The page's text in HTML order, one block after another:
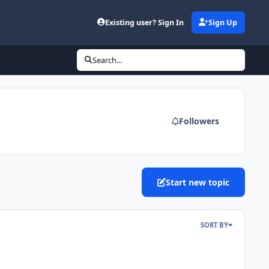
Existing user? Sign In Sign Up
Search...
Followers
Start new topic
SORT BY